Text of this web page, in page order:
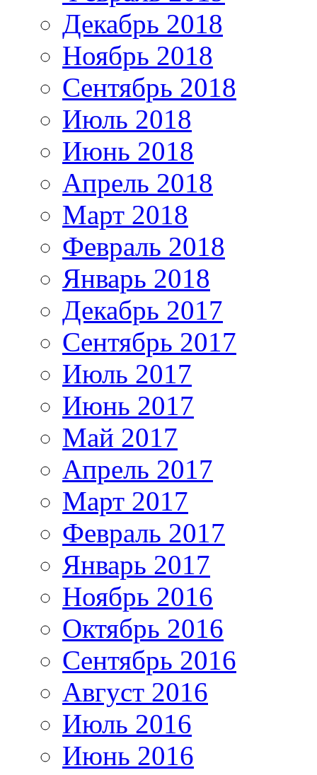
Декабрь 2018
Ноябрь 2018
Сентябрь 2018
Июль 2018
Июнь 2018
Апрель 2018
Март 2018
Февраль 2018
Январь 2018
Декабрь 2017
Сентябрь 2017
Июль 2017
Июнь 2017
Май 2017
Апрель 2017
Март 2017
Февраль 2017
Январь 2017
Ноябрь 2016
Октябрь 2016
Сентябрь 2016
Август 2016
Июль 2016
Июнь 2016